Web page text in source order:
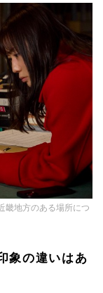
畿地方のある場所につ
象の違いはあ